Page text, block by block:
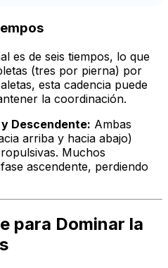
es de seis tiempos, lo que
(tres por pierna) por
esta cadencia puede
la coordinación.
Descendente: Ambas
arriba y hacia abajo)
Muchos
ascendente, perdiendo
para Dominar la